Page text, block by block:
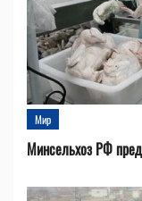
Мир
Минсельхоз РФ